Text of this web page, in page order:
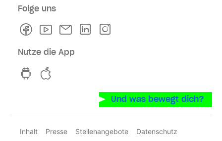
Folge uns
FacebookYoutubeNewsletterLinkedln
Nutze die App
hvv switch App auf GooglePlay
Und was bewegt dich?
Inhalt Presse Stellenangebote
Datenschutz